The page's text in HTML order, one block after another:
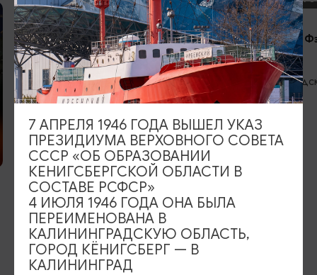
ВОДНЫЕ ПРОГУЛКИ
Ладья «Рагна»
Зеленоградск, пристань р. Тростянка
Спорт Парк
Family Court
Мира, 1
7 АПРЕЛЯ 1946 ГОДА ВЫШЕЛ УКАЗ
ПРЕЗИДИУМА ВЕРХОВНОГО СОВЕТА
СССР «ОБ ОБРАЗОВАНИИ
КЕНИГСБЕРГСКОЙ ОБЛАСТИ В
СОСТАВЕ РСФСР»
4 ИЮЛЯ 1946 ГОДА ОНА БЫЛА
ПЕРЕИМЕНОВАНА В
КАЛИНИНГРАДСКУЮ ОБЛАСТЬ,
ГОРОД КЁНИГСБЕРГ — В
КАЛИНИНГРАД